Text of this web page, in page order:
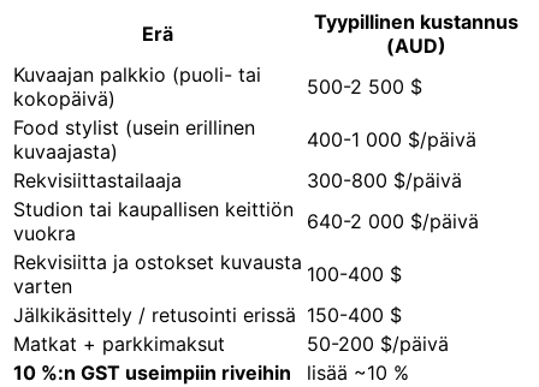
Erä
Tyypillinen kustannus
(AUD)
Kuvaajan palkkio (puoli- tai
kokopäivä)
500-2 500 $
Food stylist (usein erillinen
kuvaajasta)
400-1 000 $/päivä
Rekvisiittastailaaja
300-800 $/päivä
Studion tai kaupallisen keittiön
vuokra
640-2 000 $/päivä
Rekvisiitta ja ostokset kuvausta
varten
100-400 $
Jälkikäsittely / retusointi erissä 150-400 $
Matkat + parkkimaksut
50-200 $/päivä
10 %:n GST useimpiin riveihin
lisää ~10 %